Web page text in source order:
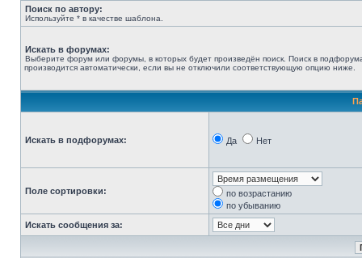
Поиск по автору:
Используйте * в качестве шаблона.
Искать в форумах:
Выберите форум или форумы, в которых будет произведён поиск. Поиск в
производится автоматически, если вы не отключили соответствующую опцию ниже.
Искать в подфорумах: Да Нет
Поле сортировки:
по возрастанию
по убыванию
Искать сообщения за: